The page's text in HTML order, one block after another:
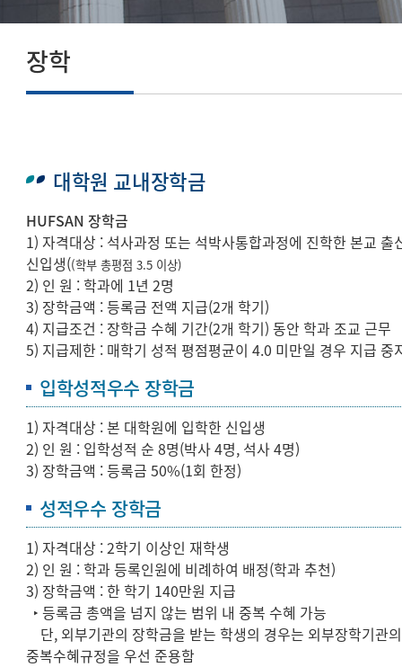
장학
대학원 교내장학금
HUFSAN 장학금
1) 자격대상 : 석사과정 또는 석박사통합과정에 진학한 본교 출
신입생((학부 총평점 3.5 이상)
2) 인 원 : 학과에 1년 2명
3) 장학금액 : 등록금 전액 지급(2개 학기)
4) 지급조건 : 장학금 수혜 기간(2개 학기) 동안 학과 조교 근무
5) 지급제한 : 매학기 성적 평점평균이 4.0 미만일 경우 지급 중
입학성적우수 장학금
1) 자격대상 : 본 대학원에 입학한 신입생
2) 인 원 : 입학성적 순 8명(박사 4명, 석사 4명)
3) 장학금액 : 등록금 50%(1회 한정)
성적우수 장학금
1) 자격대상 : 2학기 이상인 재학생
2) 인 원 : 학과 등록인원에 비례하여 배정(학과 추천)
3) 장학금액 : 한 학기 140만원 지급
‣ 등록금 총액을 넘지 않는 범위 내 중복 수혜 가능
단, 외부기관의 장학금을 받는 학생의 경우는 외부장학기관의
중복수혜규정을 우선 준용함